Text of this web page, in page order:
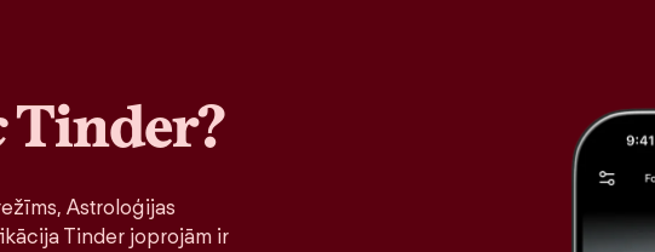
Tinder?
Astroloģijas
Tinder joprojām ir